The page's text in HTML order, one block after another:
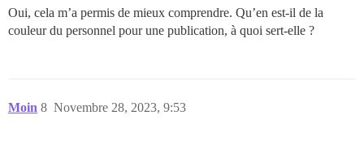
Oui, cela m’a permis de mieux comprendre. Qu’en est-il de la
couleur du personnel pour une publication, à quoi sert-elle ?
Moin Novembre 28, 2023, 9:53
8